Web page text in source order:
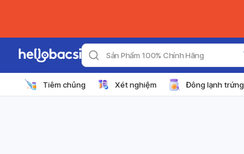
Sản Phẩm 100% Chính Hãng
Tiêm chủng Xét nghiệm Đông lạnh trứng